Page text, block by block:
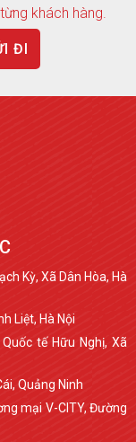
khách hàng.
ĐI
Kỳ, Xã Dân Hòa, Hà
Liệt, Hà Nội
tế Hữu Nghị, Xã
Quảng Ninh
mại V-CITY, Đường